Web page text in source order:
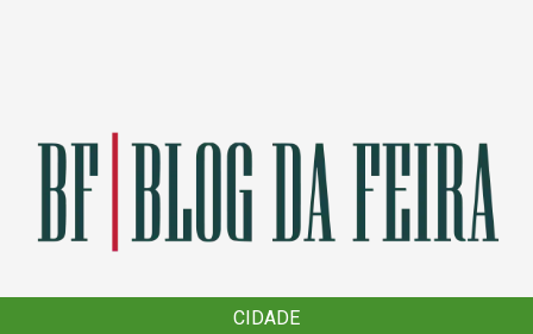
CIDADE
CIDADE